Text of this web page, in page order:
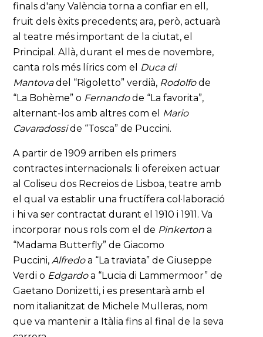
finals d'any València torna a confiar en ell,
fruit dels èxits precedents; ara, però, actuarà
al teatre més important de la ciutat, el
Principal. Allà, durant el mes de novembre,
canta rols més lírics com el Duca di
Mantovadel “Rigoletto” verdià, Rodolfode
“La Bohème” o Fernandode “La favorita”,
alternant-los amb altres com el Mario
Cavaradosside “Tosca” de Puccini.
A partir de 1909 arriben els primers
contractes internacionals: li ofereixen actuar
al Coliseu dos Recreios de Lisboa, teatre amb
el qual va establir una fructífera col·laboració
i hi va ser contractat durant el 1910 i 1911. Va
incorporar nous rols com el de Pinkertona
“Madama Butterfly” de Giacomo
Puccini,Alfredoa “La traviata” de Giuseppe
Verdi o Edgardoa “Lucia di Lammermoor” de
Gaetano Donizetti, i es presentarà amb el
nom italianitzat de Michele Mulleras, nom
que va mantenir a Itàlia fins al final de la seva